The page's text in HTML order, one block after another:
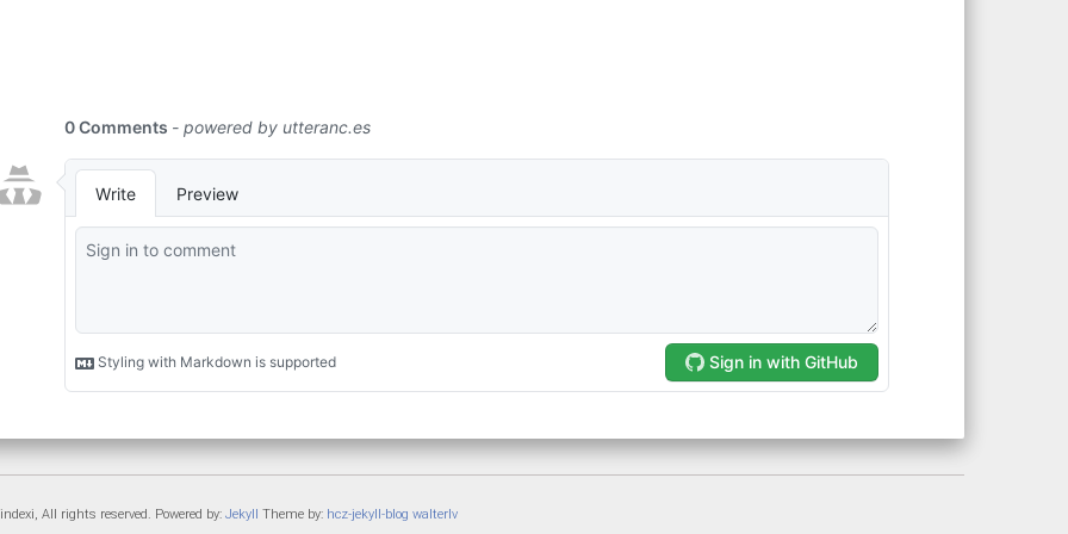
All rights reserved. Powered by: Jekyll Theme by: hcz-jekyll-blog walterlv